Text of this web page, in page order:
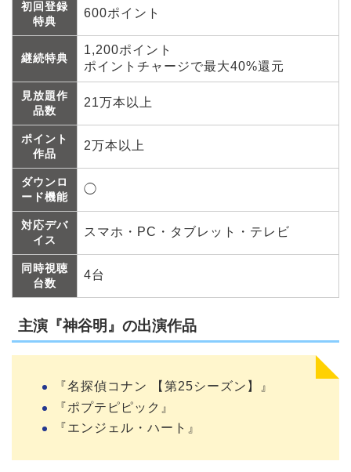
初回登録
特典
600ポイント
継続特典
1,200ポイント
ポイントチャージで最大40%還元
見放題作
品数
21万本以上
ポイント
作品
2万本以上
ダウンロ
ード機能
◯
対応デバ
イス
スマホ・PC・タブレット・テレビ
同時視聴
台数
4台
主演『神谷明』の出演作品
『名探偵コナン 【第25シーズン】』
『ポプテピピック』
『エンジェル・ハート』